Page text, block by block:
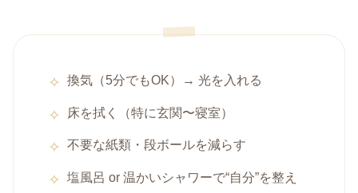
換気（5分でもOK）→ 光を入れる
床を拭く（特に玄関〜寝室）
不要な紙類・段ボールを減らす
塩風呂 or 温かいシャワーで“自分”を整え